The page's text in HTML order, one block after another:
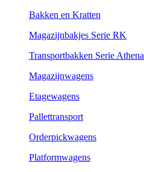
Bakken en Kratten
Magazijnbakjes Serie RK
Transportbakken Serie Athena
Magazijnwagens
Etagewagens
Pallettransport
Orderpickwagens
Platformwagens